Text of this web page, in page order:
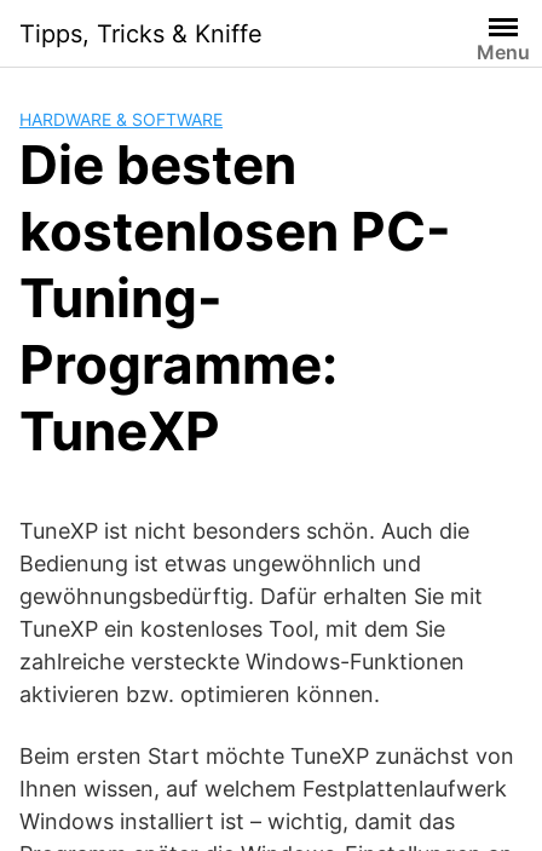
content
Tipps, Tricks & Kniffe
Menu
HARDWARE & SOFTWARE
Die besten
kostenlosen PC-
Tuning-
Programme:
TuneXP
TuneXP ist nicht besonders schön. Auch die
Bedienung ist etwas ungewöhnlich und
gewöhnungsbedürftig. Dafür erhalten Sie mit
TuneXP ein kostenloses Tool, mit dem Sie
zahlreiche versteckte Windows-Funktionen
aktivieren bzw. optimieren können.
Beim ersten Start möchte TuneXP zunächst von
Ihnen wissen, auf welchem Festplattenlaufwerk
Windows installiert ist – wichtig, damit das